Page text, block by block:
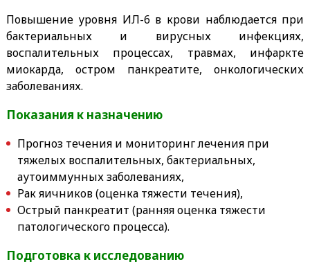
Повышение уровня ИЛ-6 в крови наблюдается при
бактериальных и вирусных инфекциях,
воспалительных процессах, травмах, инфаркте
миокарда, остром панкреатите, онкологических
заболеваниях.
Показания к назначению
Прогноз течения и мониторинг лечения при
тяжелых воспалительных, бактериальных,
аутоиммунных заболеваниях,
Рак яичников (оценка тяжести течения),
Острый панкреатит (ранняя оценка тяжести
патологического процесса).
Подготовка к исследованию